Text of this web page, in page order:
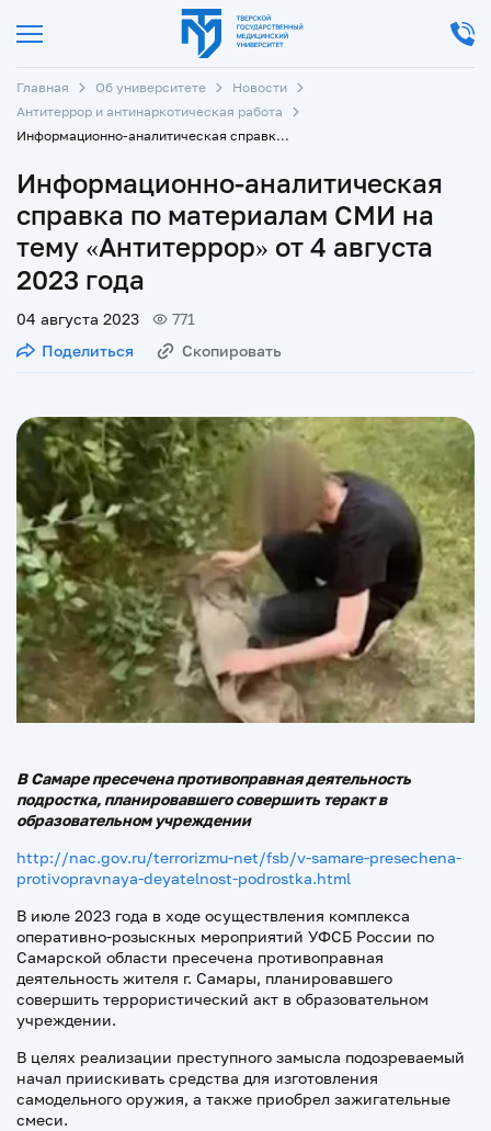
Главная Об университете
Новости
Антитеррор и антинаркотическая работа
Информационно-аналитическая справка по материалам СМИ на тему «Антитеррор» от 4 августа 2023 года
Информационно-аналитическая
справка по материалам СМИ на
тему «Антитеррор» от 4 августа
2023 года
04 августа 2023
771
Поделиться
Скопировать
В Самаре пресечена противоправная деятельность
подростка, планировавшего совершить теракт в
образовательном учреждении
http://nac.gov.ru/terrorizmu-net/fsb/v-samare-presechena-
protivopravnaya-deyatelnost-podrostka.html
В июле 2023 года в ходе осуществления комплекса
оперативно-розыскных мероприятий УФСБ России по
Самарской области пресечена противоправная
деятельность жителя г. Самары, планировавшего
совершить террористический акт в образовательном
учреждении.
В целях реализации преступного замысла подозреваемый
начал приискивать средства для изготовления
самодельного оружия, а также приобрел зажигательные
смеси.